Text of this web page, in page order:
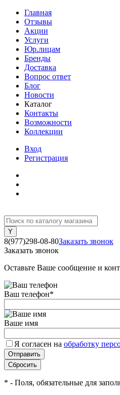
Главная
Отзывы
Акции
Услуги
Юр.лицам
Бренды
Доставка
Вопрос ответ
Блог
Новости
Каталог
Контакты
Возможности
Коллекции
Вход
Регистрация
8(977)298-08-80Заказать звонок
Заказать звонок
Оставьте Ваше сообщение и
Ваш телефон*
Ваше имя
Я согласен на обработку
* - Поля, обязательные для